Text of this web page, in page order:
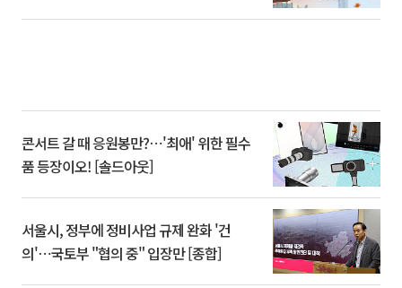
콘서트 갈 때 응원봉만?⋯'최애' 위한 필수
품 등장이오! [솔드아웃]
서울시, 정부에 정비사업 규제 완화 '건
의'⋯국토부 "협의 중" 입장만 [종합]